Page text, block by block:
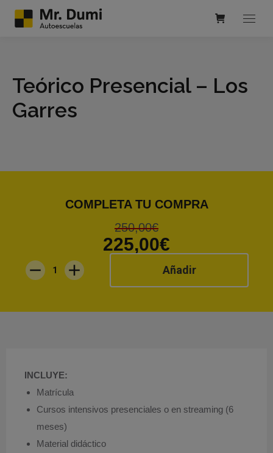
Teórico Presencial – Los
Garres
INCLUYE:
Matrícula
Cursos intensivos presenciales o en streaming (6
meses)
Material didáctico
COMPLETA TU COMPRA
250,00€
225,00€
Añadir